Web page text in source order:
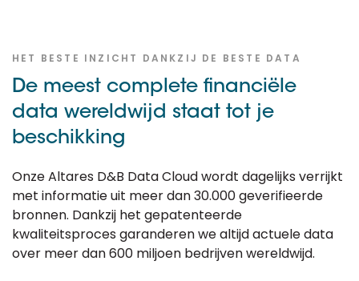
HET BESTE INZICHT DANKZIJ DE BESTE DATA
De meest complete financiële
data wereldwijd staat tot je
beschikking
Onze Altares D&B Data Cloud wordt dagelijks verrijkt
met informatie uit meer dan 30.000 geverifieerde
bronnen. Dankzij het gepatenteerde
kwaliteitsproces garanderen we altijd actuele data
over meer dan 600 miljoen bedrijven wereldwijd.